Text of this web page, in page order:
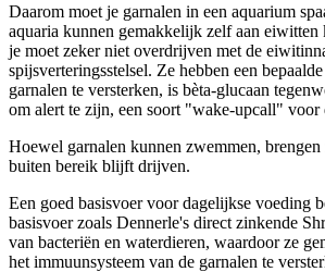
Daarom moet je garnalen in een aquarium
aquaria kunnen gemakkelijk zelf aan
je moet zeker niet overdrijven met de
spijsverteringsstelsel. Ze hebben een
garnalen te versterken, is bèta-glucaan
om alert te zijn, een soort "wake-upcall" voor
Hoewel garnalen kunnen zwemmen,
buiten bereik blijft drijven.
Een goed basisvoer voor dagelijkse voeding
basisvoer zoals Dennerle's direct zinkende
van bacteriën en waterdieren, waardoor ze
het immuunsysteem van de garnalen te